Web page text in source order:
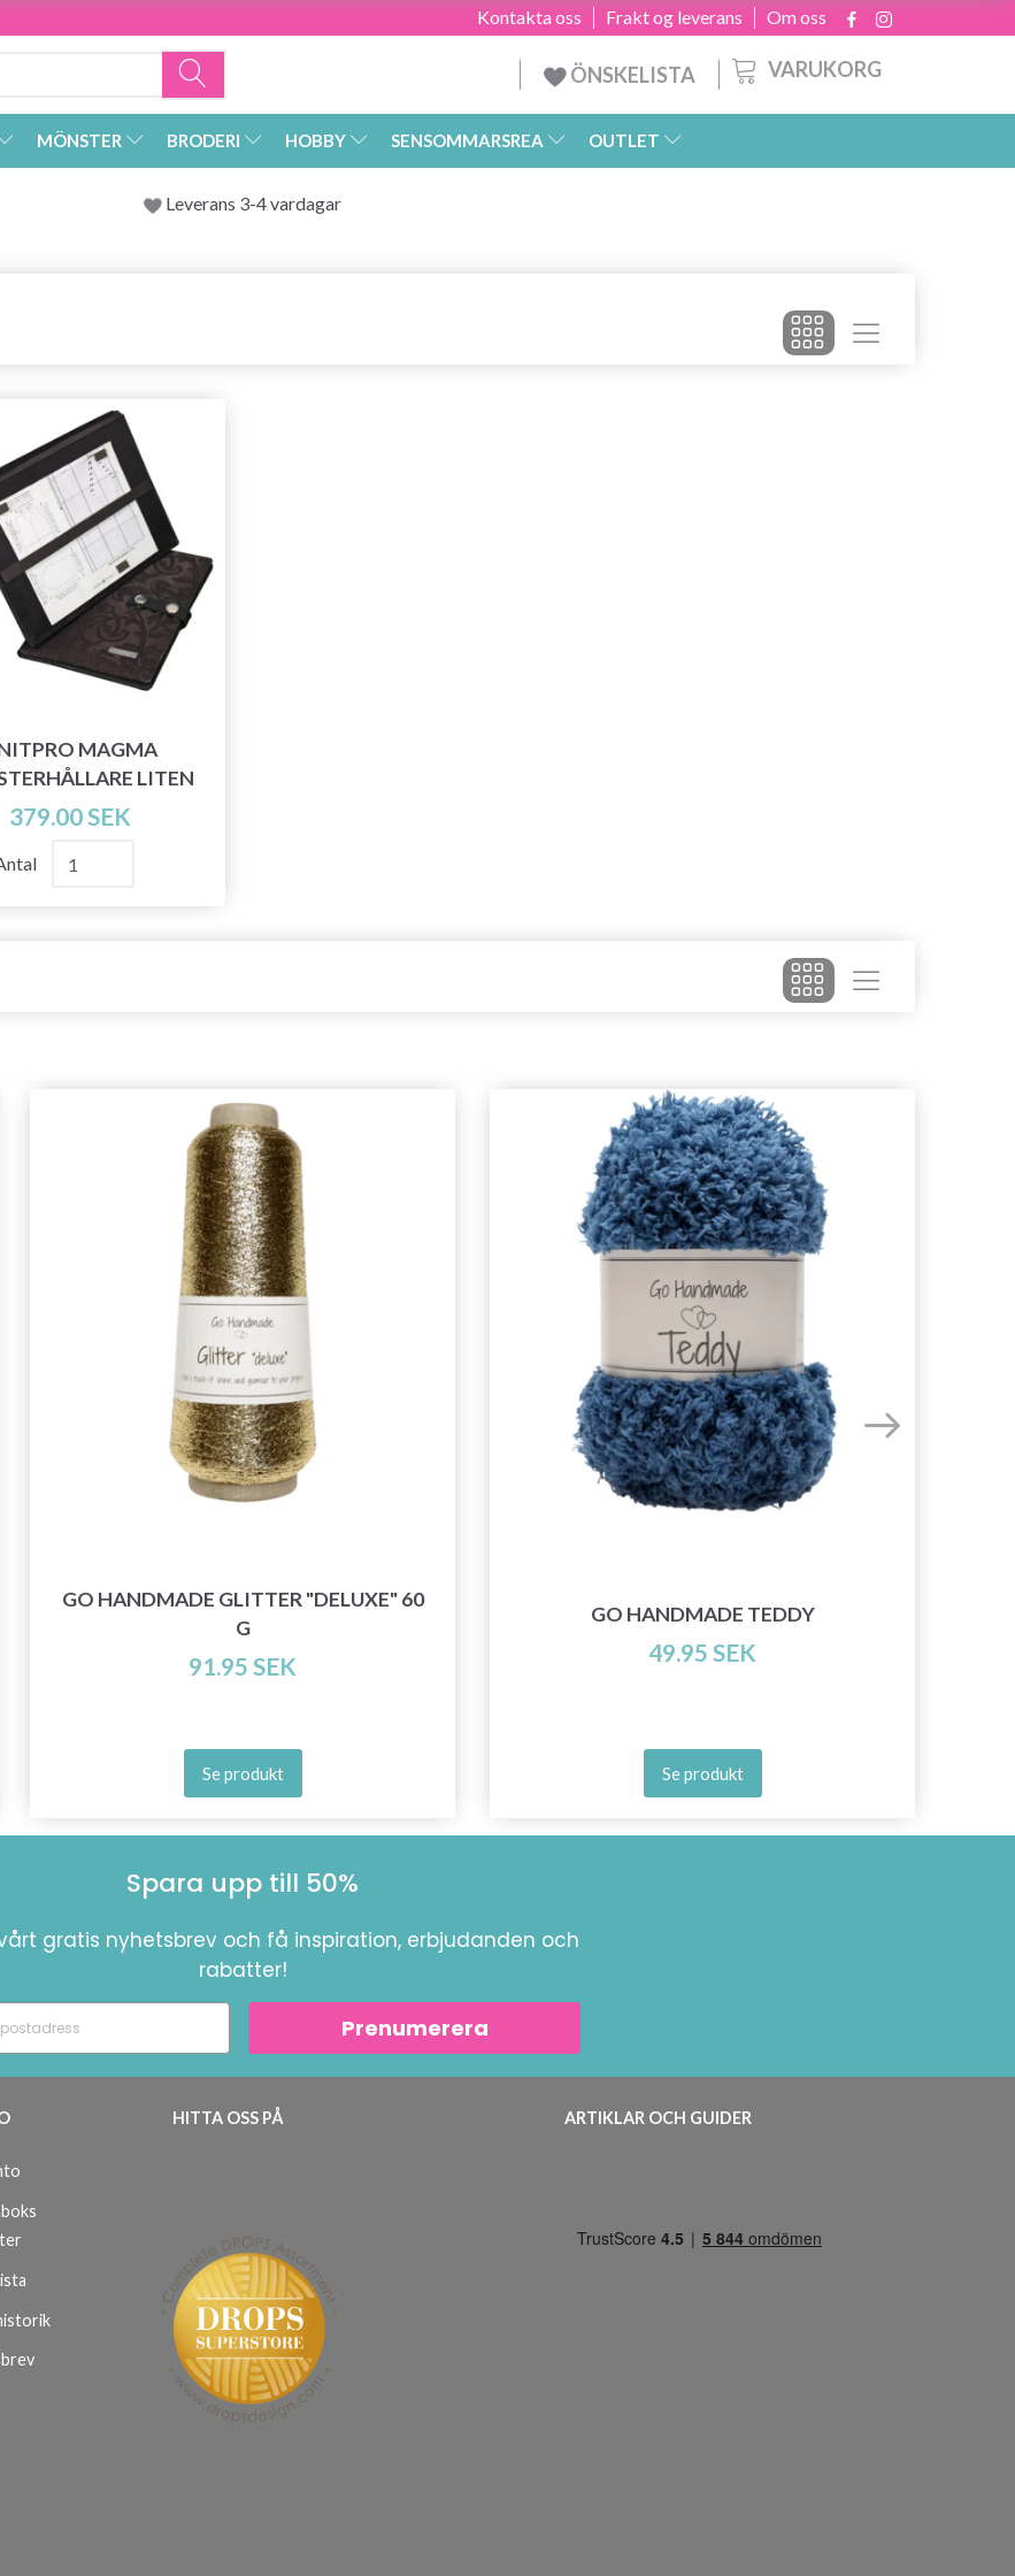
Om oss
Frakt og leverans
Kontakta oss
VARUKORG
ÖNSKELISTA
MÖNSTER BRODERI HOBBY SENSOMMARSREA OUTLET
Leverans 3-4 vardagar
MAGMA
LITEN
379.00 SEK
GO HANDMADE GLITTER "DELUXE" 60
G
91.95 SEK
Se produkt
GO HANDMADE TEDDY
49.95 SEK
Se produkt
Spara upp till 50%
gratis nyhetsbrev och få inspiration, erbjudanden och
rabatter!
Prenumerera
HITTA OSS PÅ ARTIKLAR OCH GUIDER
Spara upp till 50%!
Bli en del av vår garn-gemenskap och få
exklusiv tillgång till inspirerande
stickmönster och specialerbjudanden!